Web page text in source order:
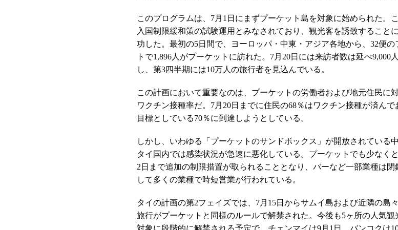
このプログラムは、7月1日にまずプーケット島を対象に始められた。
入国制限緩和策の試験運用とみなされており、観光客を誘致すること
功した。最初の5日間で、ヨーロッパ・中東・アジア各地から、32便の
トで1,896人がプーケットに訪れた。7月20日には来訪者数は延べ9,000
し、第3四半期には10万人の旅行者を見込んでいる。
この計画において重要なのは、プーケットの労働者および地元住民に
ワクチン接種率だ。7月20日までに住民の68％はワクチン接種が済んで
目標としている70％に到達しようとしている。
しかし、いわゆる「プーケットのサンドボックス」が開放されている中
タイ国内では感染状況が急速に悪化している。プーケットでも少なく
2日まで追加の制限措置が取られることとなり、バーなど一部業種は閉
して多くの業種で時短営業が行われている。
タイの計画の第2フェイズでは、7月15日からサムイ島および近隣の島
旅行がプーケットと同様のルールで解禁された。今後も5ヶ所の人気観
対象に段階的に解禁される予定で、チェンマイは9月1日、バンコクは